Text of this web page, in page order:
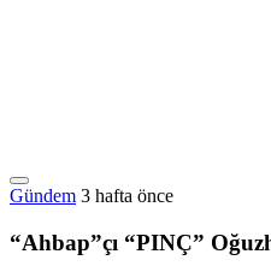
Gündem 3 hafta önce
“Ahbap”çı “PINÇ”